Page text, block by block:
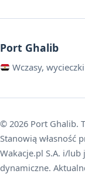
Port Ghalib
Wczasy,
© 2026 Port Ghalib.
Stanowią własność
Wakacje.pl S.A. i/
dynamiczne.